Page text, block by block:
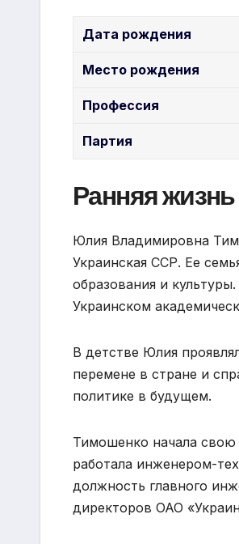
Дата рождения
Место рождения
Профессия
Партия
Ранняя жизнь
Юлия Владимировна
Украинская ССР. Ее
образования и
Украинском
В детстве Юлия
перемене в стране и
политике в будущем.
Тимошенко начала свою
работала инженером-
должность главного
директоров ОАО